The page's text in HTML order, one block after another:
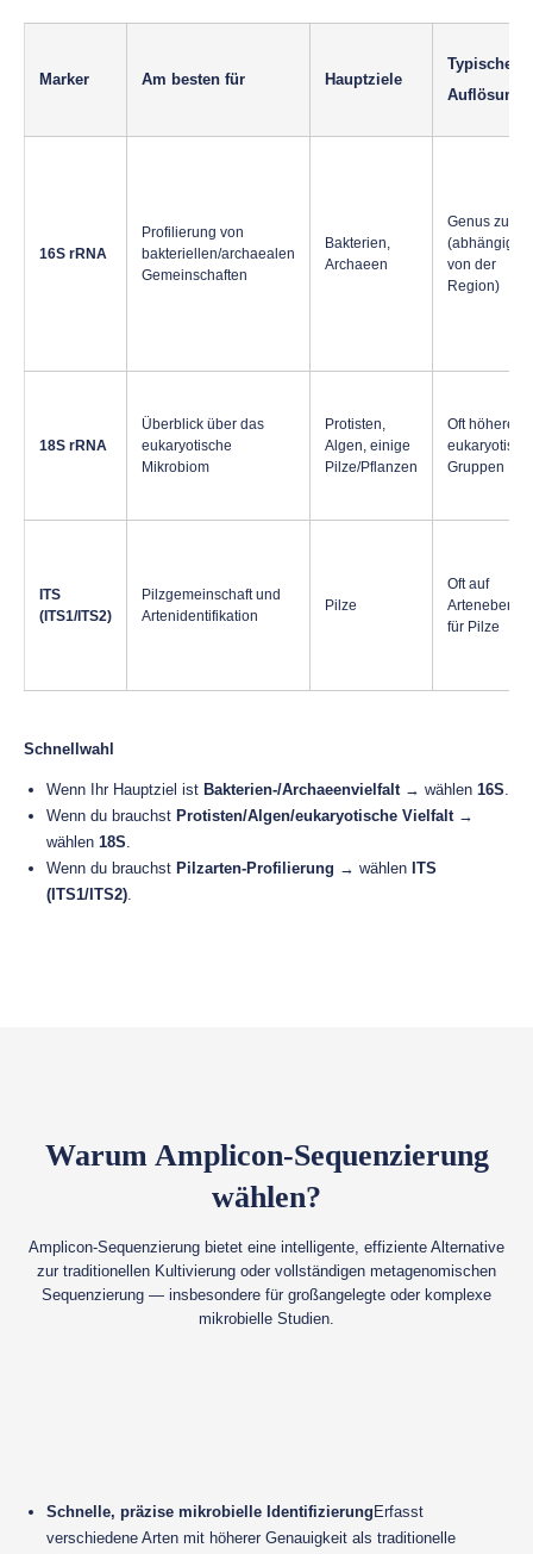
Marker Am besten für Hauptziele
Typische
Auflösung
16S rRNA
Profilierung von
bakteriellen/archaealen
Gemeinschaften
Bakterien,
Archaeen
Genus zu Art
(abhängig
von der
Region)
18S rRNA
Überblick über das
eukaryotische
Mikrobiom
Protisten,
Algen, einige
Pilze/Pflanzen
Oft höhere
Gruppen
ITS
(ITS1/ITS2)
Pilzgemeinschaft und
Artenidentifikation
Pilze
Oft auf
Artenebene
für Pilze
Schnellwahl
Wenn Ihr Hauptziel ist Bakterien-/Archaeenvielfalt→ wählen 16S.
Wenn du brauchst Protisten/Algen/eukaryotische Vielfalt→
wählen 18S.
Wenn du brauchst Pilzarten-Profilierung → wählen ITS
(ITS1/ITS2).
Warum Amplicon-Sequenzierung
wählen?
Amplicon-Sequenzierung bietet eine intelligente, effiziente Alternative
zur traditionellen Kultivierung oder vollständigen metagenomischen
Sequenzierung — insbesondere für großangelegte oder komplexe
mikrobielle Studien.
Schnelle, präzise mikrobielle Identifizierung Erfasst
verschiedene Arten mit höherer Genauigkeit als traditionelle